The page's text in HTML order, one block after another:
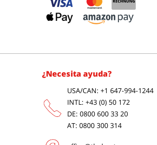
¿Necesita ayuda?
USA/CAN: +1 647-994-1244
INTL: +43 (0) 50 172
DE: 0800 600 33 20
AT: 0800 300 314